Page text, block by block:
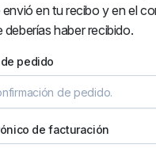
TIPO
Euro
Tregaskiss
$
IVA Incl.
en tu recibo y en el
haber recibido.
de pedido
de facturación